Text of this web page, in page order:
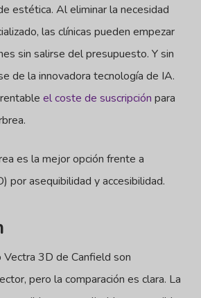
estética. Al eliminar la necesidad
las clínicas pueden empezar
sin salirse del presupuesto. Y sin
de la innovadora tecnología de IA.
el coste de suscripción para
es la mejor opción frente a
por asequibilidad y accesibilidad.
3D de Canfield son
pero la comparación es clara. La